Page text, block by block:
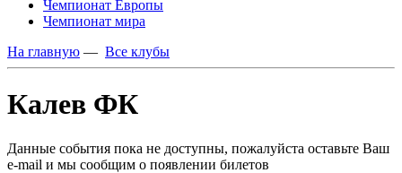
Чемпионат Европы
Чемпионат мира
На главную — Все клубы
Калев ФК
Данные события пока не доступны, пожалуйста оставьте Ваш
e-mail и мы сообщим о появлении билетов